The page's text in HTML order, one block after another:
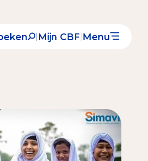
Mijn CBF Menu
Donatieplatformen